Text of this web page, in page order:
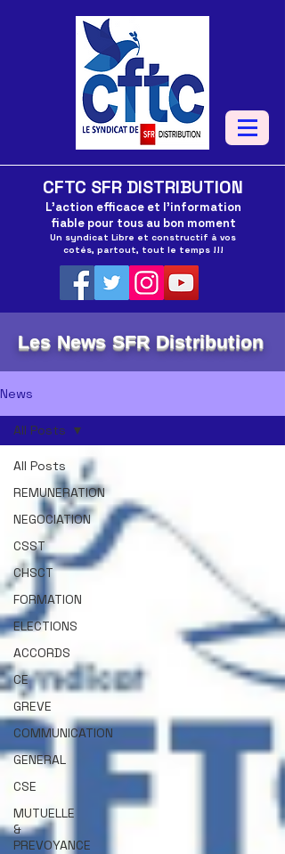
CFTC SFR DISTRIBUTION
L'action efficace et l'information
fiable pour tous au bon moment
Un syndicat Libre et constructif à vos
cotés, partout, tout le temps !!!
Les News SFR Distribution
News
All Posts
REMUNERATION
NEGOCIATION
CSST
CHSCT
FORMATION
ELECTIONS
ACCORDS
CE
GREVE
COMMUNICATION
GENERAL
CSE
MUTUELLE
&
PREVOYANCE
All Posts